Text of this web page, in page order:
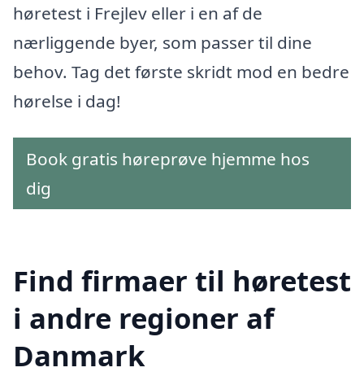
høretest i Frejlev eller i en af de
nærliggende byer, som passer til dine
behov. Tag det første skridt mod en bedre
hørelse i dag!
Book gratis høreprøve hjemme hos
dig
Find firmaer til høretest
i andre regioner af
Danmark